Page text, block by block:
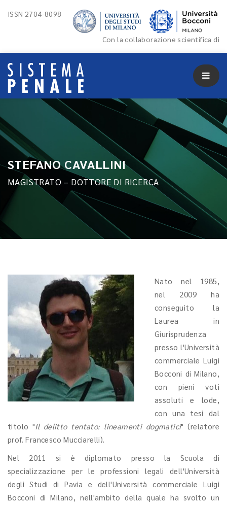
ISSN 2704-8098
Con la collaborazione scientifica di
STEFANO CAVALLINI
MAGISTRATO – DOTTORE DI RICERCA
Nato nel 1985,
nel 2009 ha
conseguito la
Laurea in
Giurisprudenza
presso l'Università
commerciale Luigi
Bocconi di Milano,
con pieni voti
assoluti e lode,
con una tesi dal
titolo "Il delitto tentato: lineamenti dogmatici" (relatore
prof. Francesco Mucciarelli).
Nel 2011 si è diplomato presso la Scuola di
specializzazione per le professioni legali dell'Università
degli Studi di Pavia e dell'Università commerciale Luigi
Bocconi di Milano, nell'ambito della quale ha svolto un